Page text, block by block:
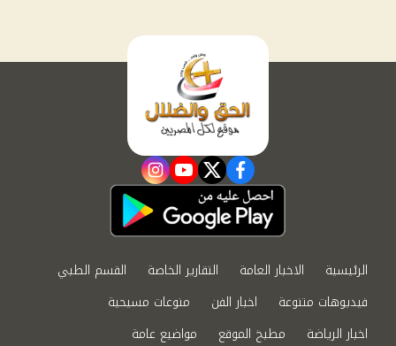
facebook
twitter
youtube
instagram
الرئيسية الاخبار العامة التقارير الخاصة
القسم الطبي
فيديوهات متنوعة
اخبار الفن
منوعات مسيحية
اخبار الرياضة
مطبخ الموقع مواضيع عامة